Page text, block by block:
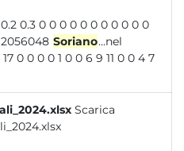
0.3 0 0 0 0 0 0 0 0 0 0 0
7 28 54 18448 12056048 Soriano...nel
17 0 0 0 0 1 0 0 6 9 11 0 0 4 7
Scarica